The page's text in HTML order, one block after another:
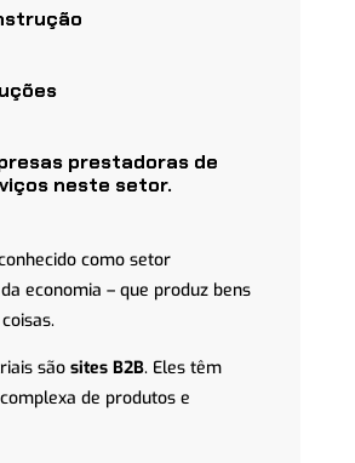
prestadoras de
neste setor.
como setor
economia – que produz bens
são sites B2B. Eles têm
de produtos e